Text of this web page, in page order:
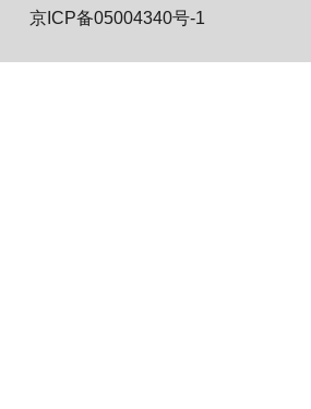
京ICP备05004340号-1